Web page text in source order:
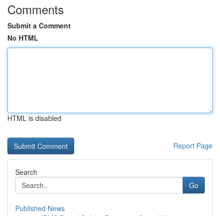
Comments
Submit a Comment
No HTML
HTML is disabled
Report Page
Search
Go
Published News